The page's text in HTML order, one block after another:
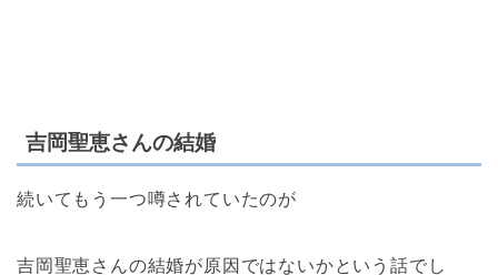
吉岡聖恵さんの結婚
続いてもう一つ噂されていたのが
吉岡聖恵さんの結婚が原因ではないかという話でし